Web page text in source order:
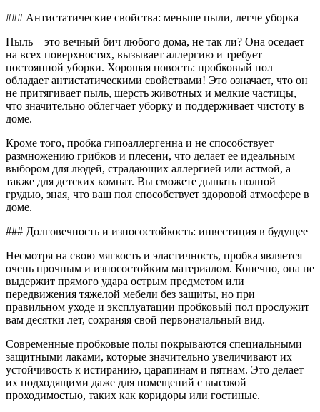
### Антистатические свойства: меньше пыли, легче уборка
Пыль – это вечный бич любого дома, не так ли? Она оседает
на всех поверхностях, вызывает аллергию и требует
постоянной уборки. Хорошая новость: пробковый пол
обладает антистатическими свойствами! Это означает, что он
не притягивает пыль, шерсть животных и мелкие частицы,
что значительно облегчает уборку и поддерживает чистоту в
доме.
Кроме того, пробка гипоаллергенна и не способствует
размножению грибков и плесени, что делает ее идеальным
выбором для людей, страдающих аллергией или астмой, а
также для детских комнат. Вы сможете дышать полной
грудью, зная, что ваш пол способствует здоровой атмосфере в
доме.
### Долговечность и износостойкость: инвестиция в будущее
Несмотря на свою мягкость и эластичность, пробка является
очень прочным и износостойким материалом. Конечно, она не
выдержит прямого удара острым предметом или
передвижения тяжелой мебели без защиты, но при
правильном уходе и эксплуатации пробковый пол прослужит
вам десятки лет, сохраняя свой первоначальный вид.
Современные пробковые полы покрываются специальными
защитными лаками, которые значительно увеличивают их
устойчивость к истиранию, царапинам и пятнам. Это делает
их подходящими даже для помещений с высокой
проходимостью, таких как коридоры или гостиные.